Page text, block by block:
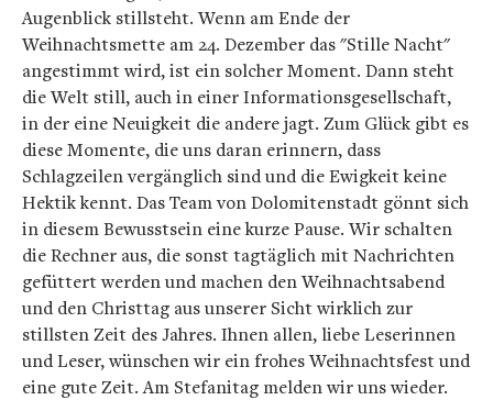
Augenblick stillsteht. Wenn am Ende der
Weihnachtsmette am 24. Dezember das "Stille Nacht"
angestimmt wird, ist ein solcher Moment. Dann steht
die Welt still, auch in einer Informationsgesellschaft,
in der eine Neuigkeit die andere jagt. Zum Glück gibt es
diese Momente, die uns daran erinnern, dass
Schlagzeilen vergänglich sind und die Ewigkeit keine
Hektik kennt. Das Team von Dolomitenstadt gönnt sich
in diesem Bewusstsein eine kurze Pause. Wir schalten
die Rechner aus, die sonst tagtäglich mit Nachrichten
gefüttert werden und machen den Weihnachtsabend
und den Christtag aus unserer Sicht wirklich zur
stillsten Zeit des Jahres. Ihnen allen, liebe Leserinnen
und Leser, wünschen wir ein frohes Weihnachtsfest und
eine gute Zeit. Am Stefanitag melden wir uns wieder.